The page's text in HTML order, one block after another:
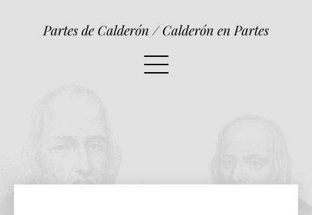
Partes de Calderón / Calderón en Partes